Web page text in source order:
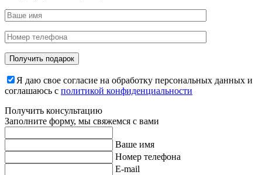
Я даю свое согласие на обработку персональных данных и
соглашаюсь с политикой конфиденциальности
Получить консультацию
Заполните форму, мы свяжемся с вами
Ваше имя
Номер телефона
E-mail